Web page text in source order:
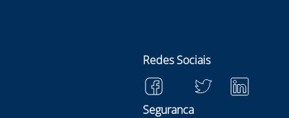
Redes Sociais
Seguranca